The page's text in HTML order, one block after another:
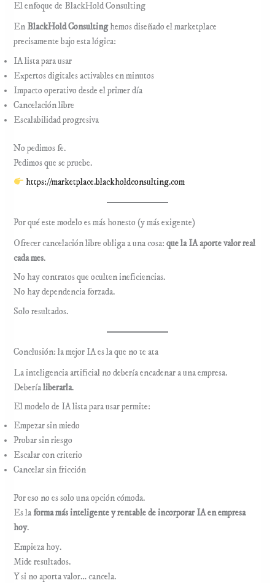
El enfoque de BlackHold Consulting
En BlackHold Consultinghemos diseñado el marketplace
precisamente bajo esta lógica:
IA lista para usar
Expertos digitales activables en minutos
Impacto operativo desde el primer día
Cancelación libre
Escalabilidad progresiva
No pedimos fe.
Pedimos que se pruebe.
https://marketplace.blackholdconsulting.com
Por qué este modelo es más honesto (y más exigente)
Ofrecer cancelación libre obliga a una cosa:que la IA aporte valor real
cada mes.
No hay contratos que oculten ineficiencias.
No hay dependencia forzada.
Solo resultados.
Conclusión: la mejor IA es la que no te ata
La inteligencia artificial no debería encadenar a una empresa.
Deberíaliberarla.
El modelo de IA lista para usar permite:
Empezar sin miedo
Probar sin riesgo
Escalar con criterio
Cancelar sin fricción
Por eso no es solo una opción cómoda.
Es laforma más inteligente y rentable de incorporar IA en empresa
hoy.
Empieza hoy.
Mide resultados.
Y si no aporta valor… cancela.